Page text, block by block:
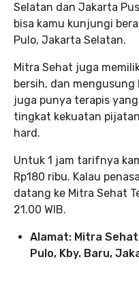
Selatan dan Jakarta
bisa kamu kunjungi
Pulo, Jakarta Selatan.
Mitra Sehat juga
bersih, dan mengusung
juga punya terapis
tingkat kekuatan
hard.
Untuk 1 jam tarifnya
Rp180 ribu. Kalau
datang ke Mitra Sehat
21.00 WIB.
Alamat: Mitra Sehat
Pulo, Kby. Baru,